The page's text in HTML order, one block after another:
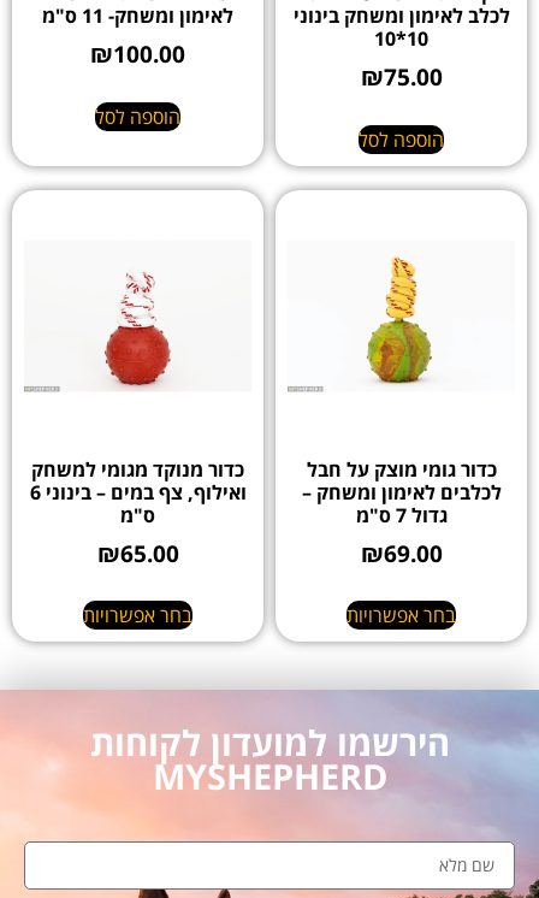
לכלב לאימון ומשחק בינוני
10*10
₪75.00
הוספה לסל
לאימון ומשחק- 11 ס"מ
₪100.00
הוספה לסל
כדור גומי מוצק על חבל
לכלבים לאימון ומשחק –
גדול 7 ס"מ
₪69.00
בחר אפשרויות
כדור מנוקד מגומי למשחק
ואילוף, צף במים – בינוני 6
ס"מ
₪65.00
בחר אפשרויות
הירשמו למועדון לקוחות
MYSHEPHERD